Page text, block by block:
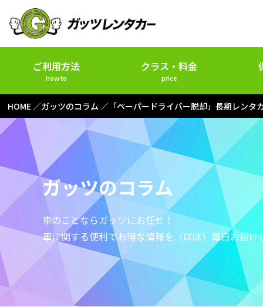
ご利用方法
how to
クラス・料金
price
HOME ガッツのコラム 「ペーパードライバー脱却」長期レンタ
ガッツのコラム
車のことならガッツにお任せ！
車に関する便利でお得な情報を （ほぼ）毎日お届